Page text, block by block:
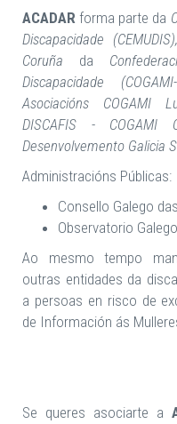
ACADARforma parte da
Discapacidade
Coruña da
Discapacidade
Asociacións COGAMI
DISCAFIS - COGAMI
Desenvolvemento Galicia
Administracións Públicas:
Consello Galego
Observatorio
Ao mesmo tempo
outras entidades da
a persoas en risco de
de Información ás
Se queres asociarte a